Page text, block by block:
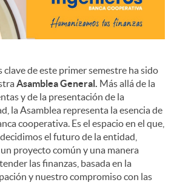
de este primer semestre ha sido
Asamblea General. Más allá de la
y de la presentación de la
la Asamblea representa la esencia de
cooperativa. Es el espacio en el que,
el futuro de la entidad,
proyecto común y una manera
las finanzas, basada en la
y nuestro compromiso con las